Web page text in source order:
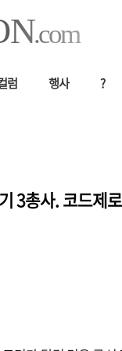
럼 행사 ?
3총사. 코드제